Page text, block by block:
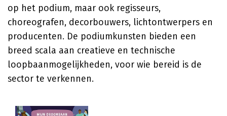
op het podium, maar ook regisseurs,
choreografen, decorbouwers, lichtontwerpers en
producenten. De podiumkunsten bieden een
breed scala aan creatieve en technische
loopbaanmogelijkheden, voor wie bereid is de
sector te verkennen.